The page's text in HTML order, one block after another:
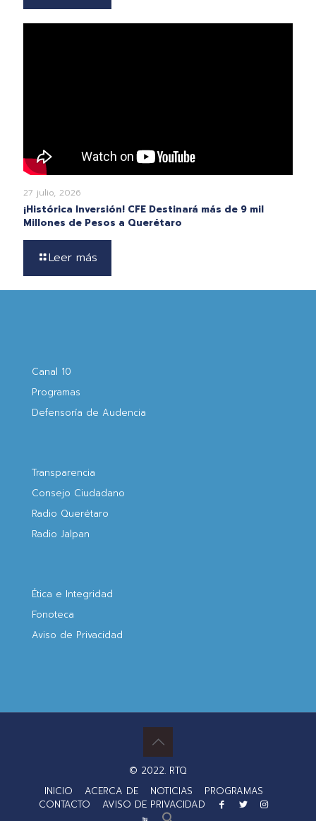
27 julio, 2026
¡Histórica Inversión! CFE Destinará más de 9 mil
Millones de Pesos a Querétaro
Leer más
Canal 10
Programas
Defensoría de Audencia
Transparencia
Consejo Ciudadano
Radio Querétaro
Radio Jalpan
Ética e Integridad
Fonoteca
Aviso de Privacidad
© 2022. RTQ
INICIO
ACERCA DE NOTICIAS
PROGRAMAS
CONTACTO
AVISO DE PRIVACIDAD